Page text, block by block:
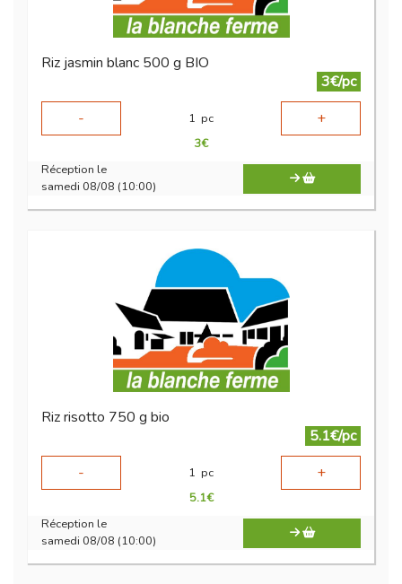
Riz jasmin blanc 500 g BIO
3€/pc
-
1 pc +
3€
Réception le
samedi 08/08 (10:00)
Riz risotto 750 g bio
5.1€/pc
-
1 pc +
5.1€
Réception le
samedi 08/08 (10:00)